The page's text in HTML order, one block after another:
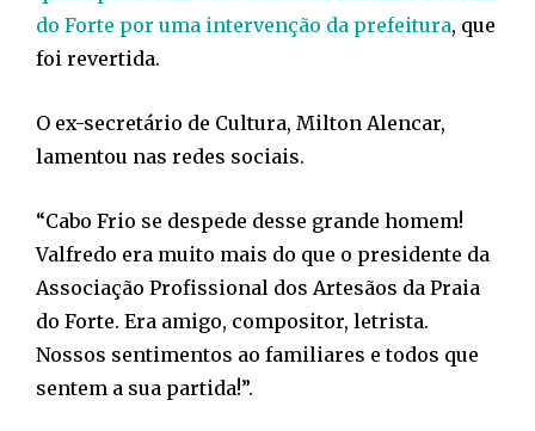
do Forte por uma intervenção da prefeitura, que
foi revertida.
O ex-secretário de Cultura, Milton Alencar,
lamentou nas redes sociais.
“Cabo Frio se despede desse grande homem!
Valfredo era muito mais do que o presidente da
Associação Profissional dos Artesãos da Praia
do Forte. Era amigo, compositor, letrista.
Nossos sentimentos ao familiares e todos que
sentem a sua partida!”.